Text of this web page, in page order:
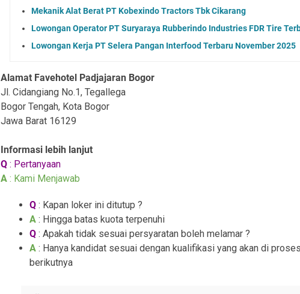
Mekanik Alat Berat PT Kobexindo Tractors Tbk Cikarang
Lowongan Operator PT Suryaraya Rubberindo Industries FDR Tire
Lowongan Kerja PT Selera Pangan Interfood Terbaru November 2025
Alamat Favehotel Padjajaran Bogor
Jl. Cidangiang No.1, Tegallega
Bogor Tengah, Kota Bogor
Jawa Barat 16129
Informasi lebih lanjut
Q : Pertanyaan
A : Kami Menjawab
Q : Kapan loker ini ditutup ?
A : Hingga batas kuota terpenuhi
Q : Apakah tidak sesuai persyaratan boleh melamar ?
A : Hanya kandidat sesuai dengan kualifikasi yang akan di
berikutnya